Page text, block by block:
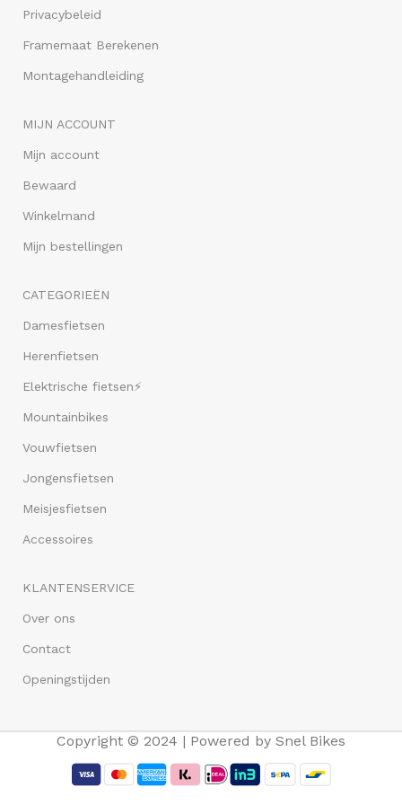
Privacybeleid
Framemaat Berekenen
Montagehandleiding
MIJN ACCOUNT
Mijn account
Bewaard
Winkelmand
Mijn bestellingen
CATEGORIEËN
Damesfietsen
Herenfietsen
Elektrische fietsen⚡
Mountainbikes
Vouwfietsen
Jongensfietsen
Meisjesfietsen
Accessoires
KLANTENSERVICE
Over ons
Contact
Openingstijden
Copyright © 2024 | Powered by Snel Bikes